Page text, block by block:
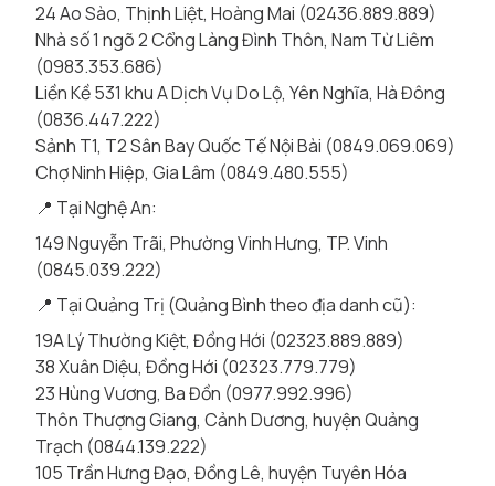
24 Ao Sào, Thịnh Liệt, Hoàng Mai (02436.889.889)
Nhà số 1 ngõ 2 Cổng Làng Đình Thôn, Nam Từ Liêm
(0983.353.686)
Liền Kề 531 khu A Dịch Vụ Do Lộ, Yên Nghĩa, Hà Đông
(0836.447.222)
Sảnh T1, T2 Sân Bay Quốc Tế Nội Bài (0849.069.069)
Chợ Ninh Hiệp, Gia Lâm (0849.480.555)
📍 Tại Nghệ An:
149 Nguyễn Trãi, Phường Vinh Hưng, TP. Vinh
(0845.039.222)
📍 Tại Quảng Trị (Quảng Bình theo địa danh cũ):
19A Lý Thường Kiệt, Đồng Hới (02323.889.889)
38 Xuân Diệu, Đồng Hới (02323.779.779)
23 Hùng Vương, Ba Đồn (0977.992.996)
Thôn Thượng Giang, Cảnh Dương, huyện Quảng
Trạch (0844.139.222)
105 Trần Hưng Đạo, Đồng Lê, huyện Tuyên Hóa